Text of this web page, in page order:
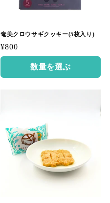
奄美クロウサギクッキー(5枚入り)
通
常
格
¥800
数量を選ぶ